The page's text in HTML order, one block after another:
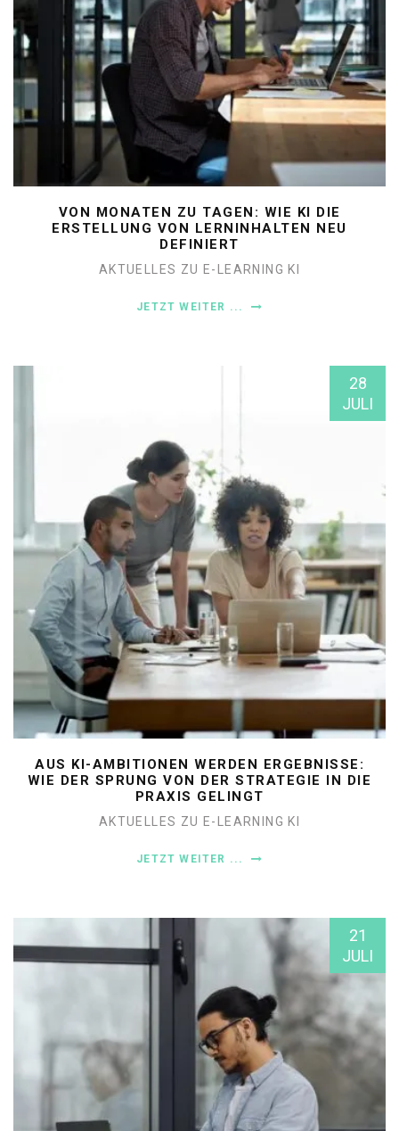
VON MONATEN ZU TAGEN: WIE KI DIE
ERSTELLUNG VON LERNINHALTEN NEU
DEFINIERT
AKTUELLES ZU E-LEARNING KI
JETZT WEITER ...
28
JULI
AUS KI-AMBITIONEN WERDEN ERGEBNISSE:
WIE DER SPRUNG VON DER STRATEGIE IN DIE
PRAXIS GELINGT
AKTUELLES ZU E-LEARNING KI
JETZT WEITER ...
21
JULI